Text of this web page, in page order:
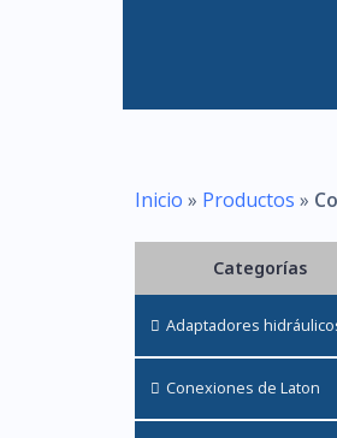
Inicio » Productos »
Categorías
Adaptadores
Conexiones de Laton